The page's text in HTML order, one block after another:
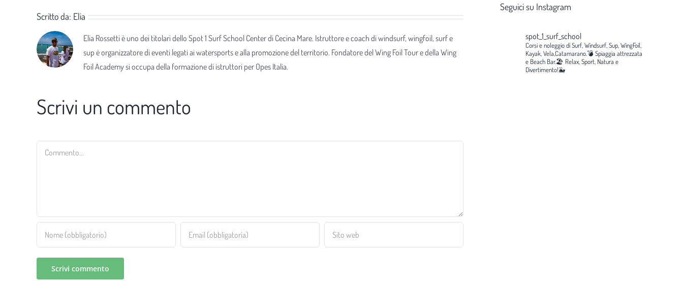
Scritto da: Elia
Elia Rossetti è uno dei titolari dello Spot 1 Surf School Center di Cecina Mare. Istruttore e coach di windsurf, wingfoil, surf e
sup è organizzatore di eventi legati ai watersports e alla promozione del territorio. Fondatore del Wing Foil Tour e della Wing
Foil Academy si occupa della formazione di istruttori per Opes Italia.
Scrivi un commento
Commento
Seguici su Instagram
spot_1_surf_school
Corsi e noleggio di Surf, Windsurf, Sup, WingFoil,
Kayak, Vela,Catamarano.💣 Spiaggia attrezzata
e Beach Bar.🏖️ Relax, Sport, Natura e
Divertimento!🐳